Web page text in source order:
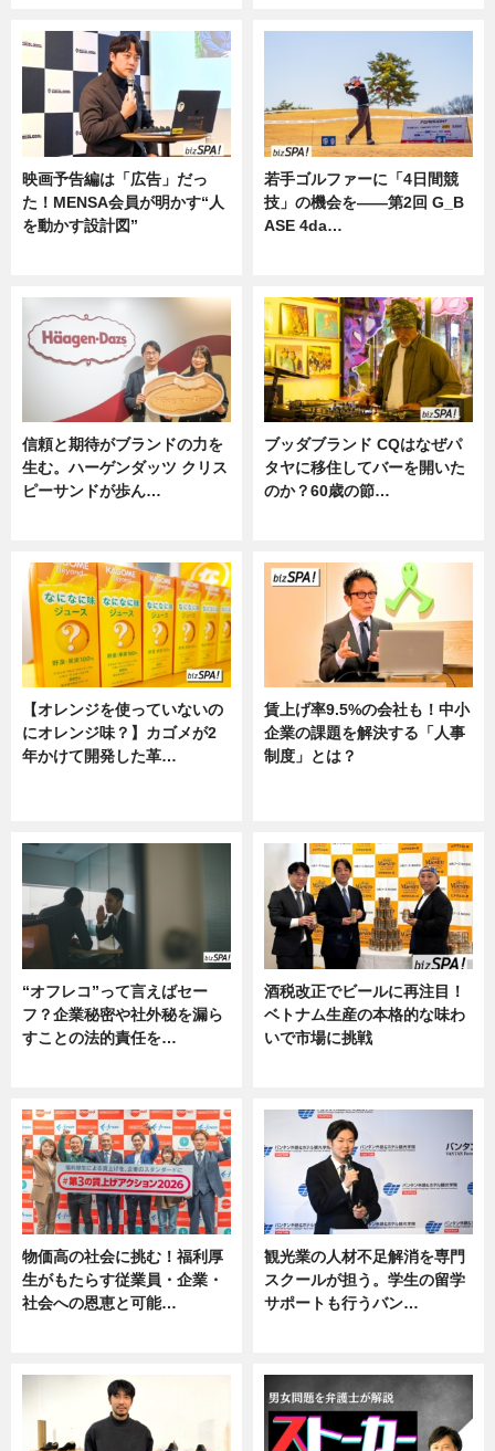
映画予告編は「広告」だっ
た！MENSA会員が明かす“人
を動かす設計図”
若手ゴルファーに「4日間競
技」の機会を——第2回 G_B
ASE 4da…
信頼と期待がブランドの力を
生む。ハーゲンダッツ クリス
ピーサンドが歩ん…
ブッダブランド CQはなぜパ
タヤに移住してバーを開いた
のか？60歳の節…
【オレンジを使っていないの
にオレンジ味？】カゴメが2
年かけて開発した革…
賃上げ率9.5%の会社も！中小
企業の課題を解決する「人事
制度」とは？
“オフレコ”って言えばセー
フ？企業秘密や社外秘を漏ら
すことの法的責任を…
酒税改正でビールに再注目！
ベトナム生産の本格的な味わ
いで市場に挑戦
物価高の社会に挑む！福利厚
生がもたらす従業員・企業・
社会への恩恵と可能…
観光業の人材不足解消を専門
スクールが担う。学生の留学
サポートも行うバン…